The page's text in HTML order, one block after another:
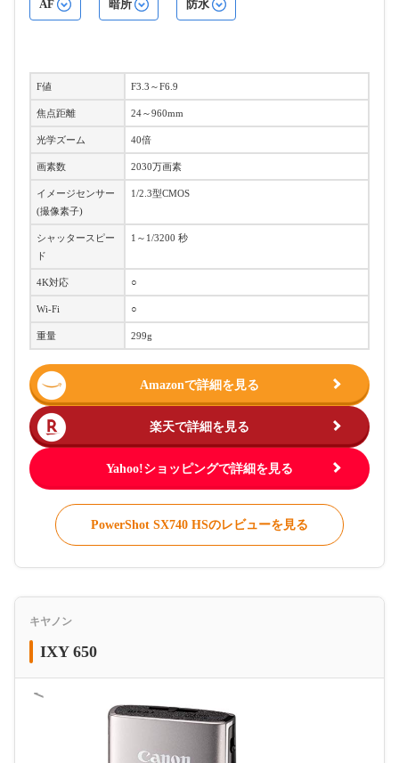
AF 暗所 防水
F値 F3.3～F6.9
焦点距離 24～960mm
光学ズーム 40倍
画素数 2030万画素
イメージセンサー
(撮像素子)
1/2.3型CMOS
シャッタースピー
ド
1～1/3200 秒
4K対応 ○
Wi-Fi ○
重量 299g
Amazonで詳細を見る
楽天で詳細を見る
Yahoo!ショッピングで詳細を見る
PowerShot SX740 HSのレビューを見る
キヤノン
IXY 650
＜